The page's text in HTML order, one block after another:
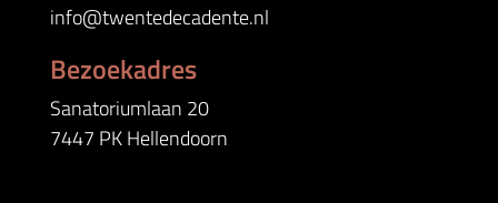
info@twentedecadente.nl
Bezoekadres
Sanatoriumlaan 20
7447 PK Hellendoorn